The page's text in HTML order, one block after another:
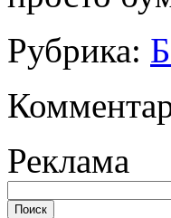
Рубрика:
Реклама